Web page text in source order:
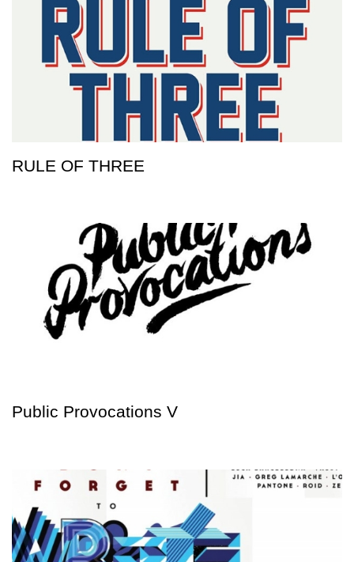
RULE OF THREE
Public Provocations V